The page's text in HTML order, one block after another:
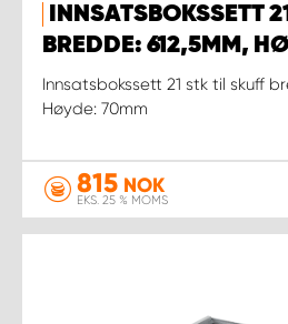
INNSATSBOKSSETT
BREDDE: 612,5MM,
Innsatsbokssett 21 stk til skuff
Høyde: 70mm
815 NOK
EKS. 25 % MOMS